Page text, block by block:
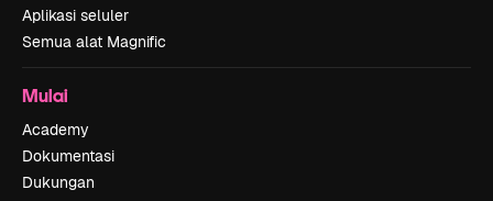
Aplikasi seluler
Semua alat Magnific
Mulai
Academy
Dokumentasi
Dukungan